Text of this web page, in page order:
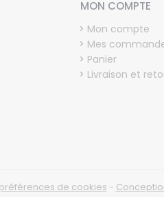
MON COMPTE
Mon compte
Mes
Panier
Livraison et
de cookies -